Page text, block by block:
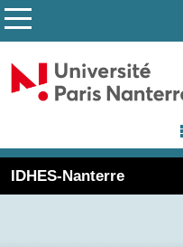
IDHES-Nanterre